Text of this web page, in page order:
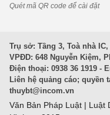
Quét mã QR code để cài đặt
Trụ sở: Tầng 3, Toà nhà IC,
VPĐD: 648 Nguyễn Kiệm,
Điện thoại: 0938 36 1919 -
Liên hệ quảng cáo; quyền
thuybt@incom.vn
Văn Bản Pháp Luật | Luật